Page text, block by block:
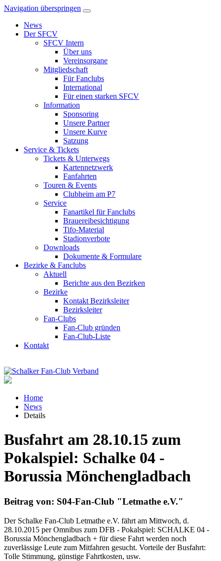
Navigation überspringen
News
Der SFCV
SFCV Intern
Über uns
Vereinsorgane
Mitgliedschaft
Für Fanclubs
International
Für einen starken SFCV
Information
Sponsoring
Unsere Partner
Unsere Kurve
Satzung
Service & Tickets
Tickets & Unterwegs
Kartennetzwerk
Fanfahrten
Touren & Events
Clubheim am P7
Service
Fanartikel für Fanclubs
Brauereibesichtigung
Tifo-Material
Stadionverbote
Downloads
Dokumente & Formulare
Bezirke & Fanclubs
Aktuell
Berichte aus den Bezirken
Bezirke
Kontakt Bezirksleiter
Bezirksleiter
Fan-Clubs
Fan-Club gründen
Fan-Club-Liste
Kontakt
Home
News
Details
Busfahrt am 28.10.15 zum
Pokalspiel: Schalke 04 -
Borussia Mönchengladbach
Beitrag von: S04-Fan-Club "Letmathe e.V."
Der Schalke Fan-Club Letmathe e.V. fährt am Mittwoch, d.
28.10.2015 per Omnibus zum DFB - Pokalspiel: SCHALKE 04 -
Borussia Mönchengladbach + für diese Fahrt werden noch
zuverlässige Leute zum Mitfahren gesucht. Vorteile der Busfahrt:
Tolle Stimmung, günstige Fahrtkosten, usw.